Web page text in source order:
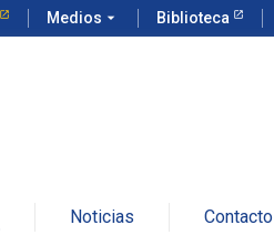
Medios arrow_drop_down Biblioteca
Noticias Contacto